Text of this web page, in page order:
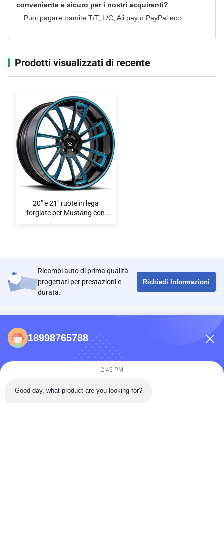
conveniente e sicuro per i nostri acquirenti?
Puoi pagare tramite T/T, L/C, Ali pay o PayPal ecc.
Prodotti visualizzati di recente‌
20" e 21" ruote in lega
forgiate per Mustang con
Ricambi auto di prima qualità
progettati per prestazioni e
durata.
Richiedi Informazioni
86-0731-198823123-11
Puooedr@maoyt.com
18998765788
2:45 PM
Good day, what product are you looking for?